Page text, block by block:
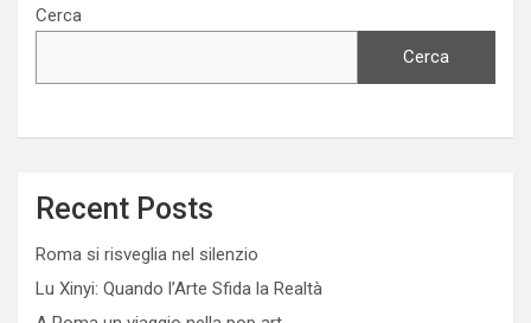
Cerca
Cerca
Recent Posts
Roma si risveglia nel silenzio
Lu Xinyi: Quando l’Arte Sfida la Realtà